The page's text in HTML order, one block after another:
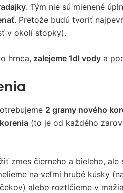
. Tým nie sú mienené
. Pretože budú tvoriť
v okolí stopky).
hrnca, zalejeme 1dl vody a
2 gramy nového
(to je od každého
zmes čierneho a bieleho, ale
na veľmi hrubé kúsky
alebo roztlčieme v